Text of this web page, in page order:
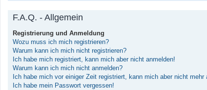
F.A.Q. - Allgemein
Registrierung und Anmeldung
Wozu muss ich mich registrieren?
Warum kann ich mich nicht registrieren?
Ich habe mich registriert, kann mich aber nicht anmelden!
Warum kann ich mich nicht anmelden?
Ich habe mich vor einiger Zeit registriert, kann mich aber nicht mehr
Ich habe mein Passwort vergessen!